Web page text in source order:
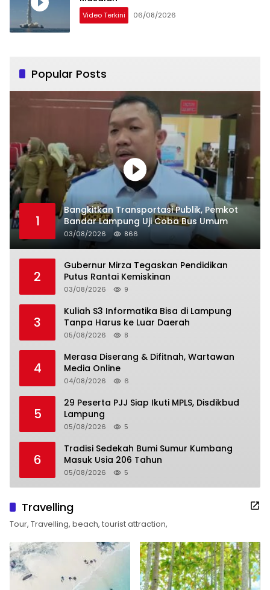
Video Terkini 06/08/2026
Popular Posts
1
Bangkitkan Transportasi Publik, Pemkot
Bandar Lampung Uji Coba Bus Umum
03/08/2026 866
2
Gubernur Mirza Tegaskan Pendidikan
Putus Rantai Kemiskinan
03/08/2026 9
3
Kuliah S3 Informatika Bisa di Lampung
Tanpa Harus ke Luar Daerah
05/08/2026 8
4
Merasa Diserang & Difitnah, Wartawan
Media Online
04/08/2026 6
5
29 Peserta PJJ Siap Ikuti MPLS, Disdikbud
Lampung
05/08/2026 5
6
Tradisi Sedekah Bumi Sumur Kumbang
Masuk Usia 206 Tahun
05/08/2026 5
Travelling
Tour, Travelling, beach, tourist attraction,